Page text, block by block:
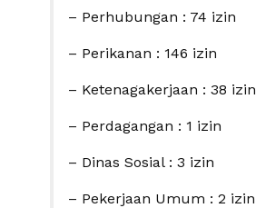
– Perhubungan : 74 izin
– Perikanan : 146 izin
– Ketenagakerjaan : 38 izin
– Perdagangan : 1 izin
– Dinas Sosial : 3 izin
– Pekerjaan Umum : 2 izin